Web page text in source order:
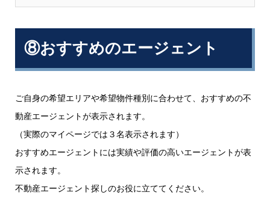
⑧おすすめのエージェント
ご自身の希望エリアや希望物件種別に合わせて、おすすめの不
動産エージェントが表示されます。
（実際のマイページでは３名表示されます）
おすすめエージェントには実績や評価の高いエージェントが表
示されます。
不動産エージェント探しのお役に立ててください。